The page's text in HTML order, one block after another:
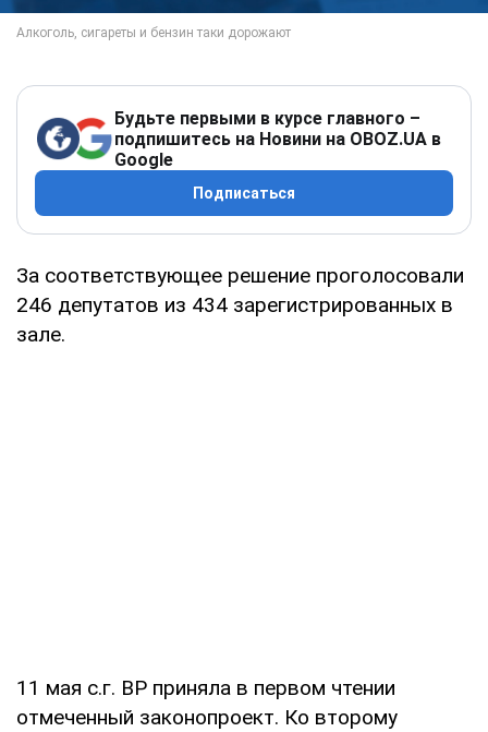
Будьте первыми в курсе главного –
подпишитесь на Новини на OBOZ.UA в
Google
Подписаться
За соответствующее решение проголосовали
246 депутатов из 434 зарегистрированных в
зале.
11 мая с.г. ВР приняла в первом чтении
отмеченный законопроект. Ко второму